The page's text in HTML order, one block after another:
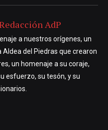
AdP
a nuestros orígenes, un
Aldea del Piedras que crearon
un homenaje a su coraje,
esfuerzo, su tesón, y su